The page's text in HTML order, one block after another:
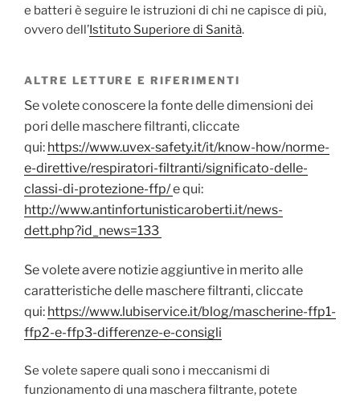
e batteri è seguire le istruzioni di chi ne capisce di più,
ovvero dell’ Istituto Superiore di Sanità.
ALTRE LETTURE E RIFERIMENTI
Se volete conoscere la fonte delle dimensioni dei
pori delle maschere filtranti, cliccate
qui: https://www.uvex-safety.it/it/know-how/norme-
e-direttive/respiratori-filtranti/significato-delle-
classi-di-protezione-ffp/e qui:
http://www.antinfortunisticaroberti.it/news-
dett.php?id_news=133
Se volete avere notizie aggiuntive in merito alle
caratteristiche delle maschere filtranti, cliccate
qui: https://www.lubiservice.it/blog/mascherine-ffp1-
ffp2-e-ffp3-differenze-e-consigli
Se volete sapere quali sono i meccanismi di
funzionamento di una maschera filtrante, potete